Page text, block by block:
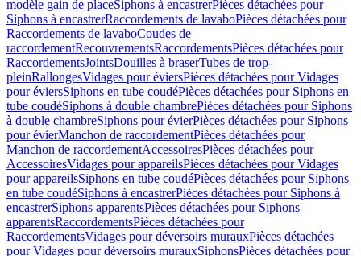
modèle gain de placeSiphons à encastrerPièces détachées pour
Siphons à encastrerRaccordements de lavaboPièces détachées pour
Raccordements de lavaboCoudes de
raccordementRecouvrementsRaccordementsPièces détachées pour
RaccordementsJointsDouilles à braserTubes de trop-
pleinRallongesVidages pour éviersPièces détachées pour Vidages
pour éviersSiphons en tube coudéPièces détachées pour Siphons en
tube coudéSiphons à double chambrePièces détachées pour Siphons
à double chambreSiphons pour évierPièces détachées pour Siphons
pour évierManchon de raccordementPièces détachées pour
Manchon de raccordementAccessoiresPièces détachées pour
AccessoiresVidages pour appareilsPièces détachées pour Vidages
pour appareilsSiphons en tube coudéPièces détachées pour Siphons
en tube coudéSiphons à encastrerPièces détachées pour Siphons à
encastrerSiphons apparentsPièces détachées pour Siphons
apparentsRaccordementsPièces détachées pour
RaccordementsVidages pour déversoirs murauxPièces détachées
pour Vidages pour déversoirs murauxSiphonsPièces détachées pour